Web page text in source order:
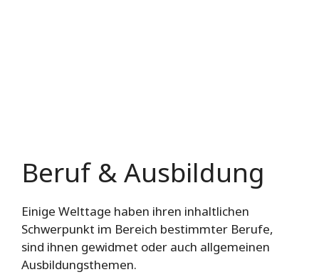
Beruf & Ausbildung
Einige Welttage haben ihren inhaltlichen
Schwerpunkt im Bereich bestimmter Berufe,
sind ihnen gewidmet oder auch allgemeinen
Ausbildungsthemen.